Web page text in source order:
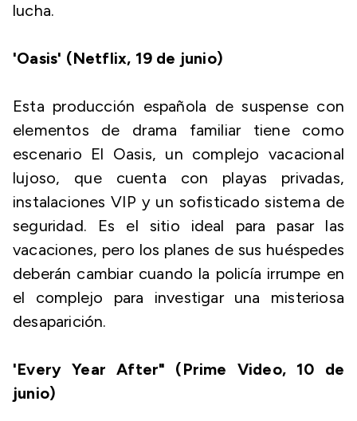
lucha.
'Oasis' (Netflix, 19 de junio)
Esta producción española de suspense con
elementos de drama familiar tiene como
escenario El Oasis, un complejo vacacional
lujoso, que cuenta con playas privadas,
instalaciones VIP y un sofisticado sistema de
seguridad. Es el sitio ideal para pasar las
vacaciones, pero los planes de sus huéspedes
deberán cambiar cuando la policía irrumpe en
el complejo para investigar una misteriosa
desaparición.
'Every Year After" (Prime Video, 10 de
junio)